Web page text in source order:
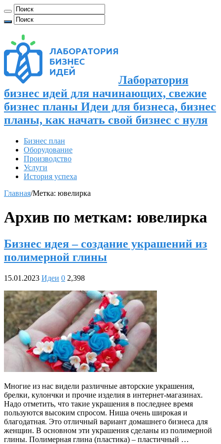
Лаборатория
бизнес идей для начинающих, свежие
бизнес планы Идеи для бизнеса, бизнес
планы, как начать свой бизнес с нуля
Бизнес план
Оборудование
Производство
Услуги
История успеха
Главная/Метка: ювелирка
Архив по меткам: ювелирка
Бизнес идея – создание украшений из
полимерной глины
15.01.2023 Идеи 0 2,398
Многие из нас видели различные авторские украшения,
брелки, кулончки и прочие изделия в интернет-магазинах.
Надо отметить, что такие украшения в последнее время
пользуются высоким спросом. Ниша очень широкая и
благодатная. Это отличный вариант домашнего бизнеса для
женщин. В основном эти украшения сделаны из полимерной
глины. Полимерная глина (пластика) – пластичный …